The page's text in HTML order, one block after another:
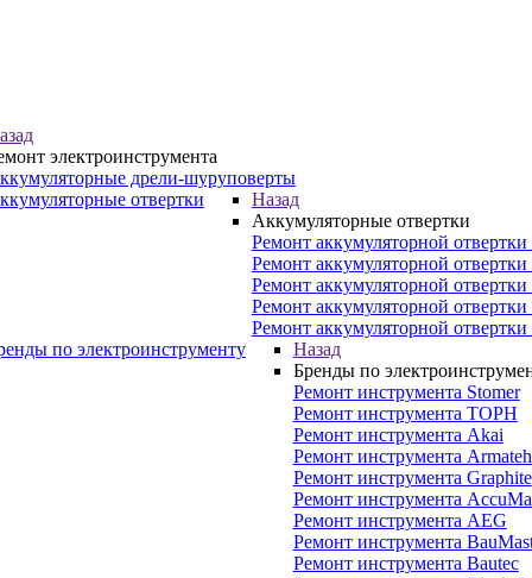
электроинструмента
дрели-шуруповерты
отвертки
Назад
Аккумуляторные отвертки
Ремонт аккумуляторной
Ремонт аккумуляторной отвертки
Ремонт аккумуляторной отвертки
Ремонт аккумуляторной отвертки
Ремонт аккумуляторной отвертки
по электроинструменту
Назад
Бренды по
Ремонт инструмента Stomer
Ремонт инструмента ТОРН
Ремонт инструмента Akai
Ремонт инструмента Armateh
Ремонт инструмента Graphite
Ремонт инструмента
Ремонт инструмента AEG
Ремонт инструмента
Ремонт инструмента Bautec